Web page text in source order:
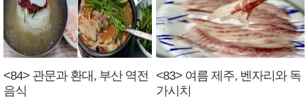
<84> 관문과 환대, 부산 역전
음식
<83> 여름 제주, 벤자리와 독
가시치